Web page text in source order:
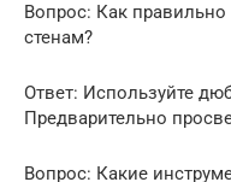
Вопрос: Как
стенам?
Ответ: Используйте
Предварительно
Вопрос: Какие